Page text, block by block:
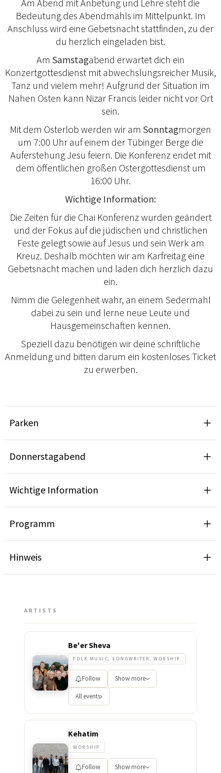
Am Abend mit Anbetung und Lehre steht die
Bedeutung des Abendmahls im Mittelpunkt. Im
Anschluss wird eine Gebetsnacht stattfinden, zu der
du herzlich eingeladen bist.
Am Samstagabend erwartet dich ein
Konzertgottesdienst mit abwechslungsreicher Musik,
Tanz und vielem mehr! Aufgrund der Situation im
Nahen Osten kann Nizar Francis leider nicht vor Ort
sein.
Mit dem Osterlob werden wir am Sonntagmorgen
um 7:00 Uhr auf einem der Tübinger Berge die
Auferstehung Jesu feiern. Die Konferenz endet mit
dem öffentlichen großen Ostergottesdienst um
16:00 Uhr.
Wichtige Information:
Die Zeiten für die Chai Konferenz wurden geändert
und der Fokus auf die jüdischen und christlichen
Feste gelegt sowie auf Jesus und sein Werk am
Kreuz. Deshalb möchten wir am Karfreitag eine
Gebetsnacht machen und laden dich herzlich dazu
ein.
Nimm die Gelegenheit wahr, an einem Sedermahl
dabei zu sein und lerne neue Leute und
Hausgemeinschaften kennen.
Speziell dazu benötigen wir deine schriftliche
Anmeldung und bitten darum ein kostenloses Ticket
zu erwerben.
Parken
Donnerstagabend
Wichtige Information
Programm
Hinweis
ARTISTS
Be'er Sheva
FOLK MUSIC, SONGWRITER, WORSHIP
Follow Show more
All events
Kehatim
WORSHIP
Follow Show more